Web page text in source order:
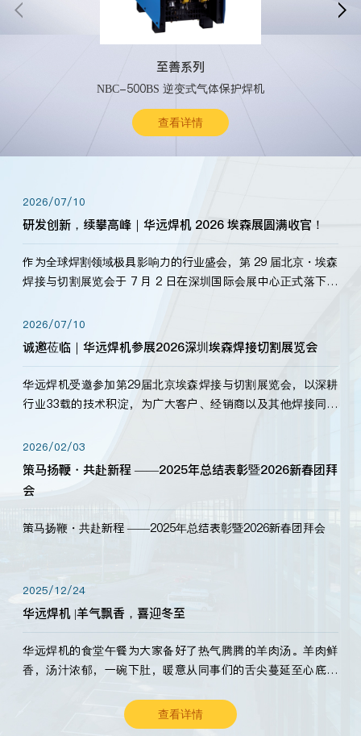
至善系列
NBC-500BS 逆变式气体保护焊机
查看详情
 
2026/07/10
研发创新，续攀高峰｜华远焊机 2026 埃森展圆满收官！
作为全球焊割领域极具影响力的行业盛会，第 29 届北京・埃森
焊接与切割展览会于 7 月 2 日在深圳国际会展中心正式落下帷
标准，持之以恒研发新产品、新技术。新老客户、行业伙伴、
海内外客户为目睹公司发布的新产…
2026/07/10
诚邀莅临｜华远焊机参展2026深圳埃森焊接切割展览会
华远焊机受邀参加第29届北京埃森焊接与切割展览会，以深耕
行业33载的技术积淀，为广大客户、经销商以及其他焊接同仁
2026/02/03
策马扬鞭・共赴新程 ——2025年总结表彰暨2026新春团拜
会
策马扬鞭・共赴新程 ——2025年总结表彰暨2026新春团拜会
2025/12/24
华远焊机 |羊气飘香，喜迎冬至
华远焊机的食堂午餐为大家备好了热气腾腾的羊肉汤。羊肉鲜
香，汤汁浓郁，一碗下肚，暖意从同事们的舌尖蔓延至心底。
查看详情